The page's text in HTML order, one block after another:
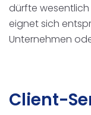
dürfte wesentlich
eignet sich
Unternehmen
Client-